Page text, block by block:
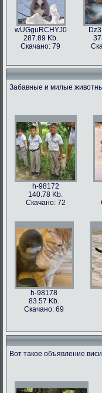
wUGguRCHYJ0
287.89 Kb.
Скачано: 79
Забавные и милые
h-98172
140.78 Kb.
Скачано: 72
h-98178
83.57 Kb.
Скачано: 69
Вот такое объявление